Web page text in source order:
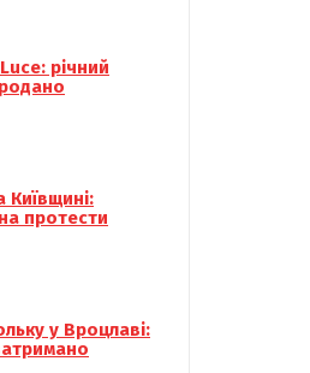
річний
Київщині:
протести
у Вроцлаві: